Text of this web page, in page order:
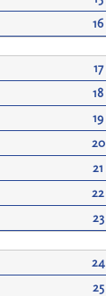
16
17
18
19
20
21
22
23
24
25